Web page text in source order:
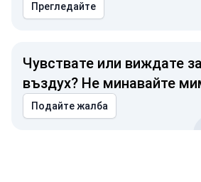
Прегледайте
Чувствате или виждате
въздух? Не минавайте
Подайте жалба